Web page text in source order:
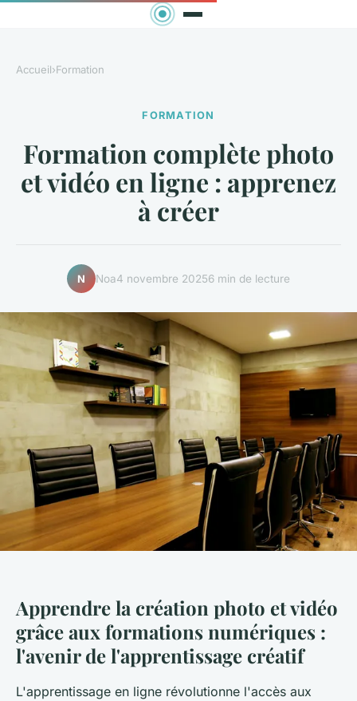
Accueil›Formation
FORMATION
Formation complète photo
et vidéo en ligne : apprenez
à créer
N Noa4 novembre 20256 min de lecture
Apprendre la création photo et vidéo
grâce aux formations numériques :
l'avenir de l'apprentissage créatif
L'apprentissage en ligne révolutionne l'accès aux